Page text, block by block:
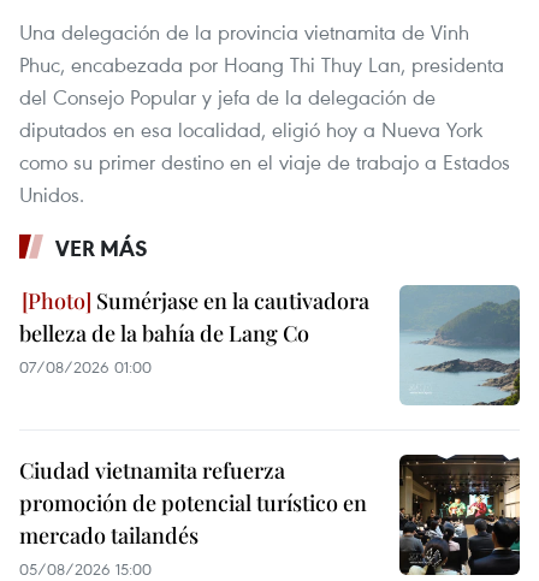
Una delegación de la provincia vietnamita de Vinh
Phuc, encabezada por Hoang Thi Thuy Lan, presidenta
del Consejo Popular y jefa de la delegación de
diputados en esa localidad, eligió hoy a Nueva York
como su primer destino en el viaje de trabajo a Estados
Unidos.
VER MÁS
Sumérjase en la cautivadora
belleza de la bahía de Lang Co
07/08/2026 01:00
Ciudad vietnamita refuerza
promoción de potencial turístico en
mercado tailandés
05/08/2026 15:00